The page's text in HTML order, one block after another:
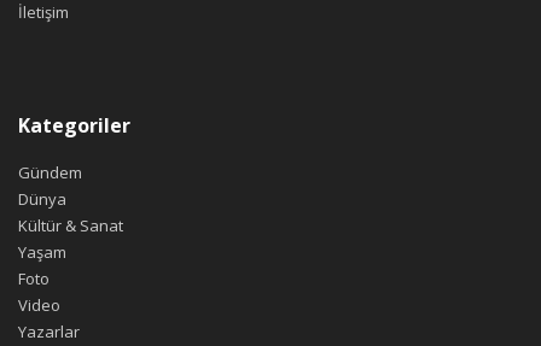
İletişim
Kategoriler
Gündem
Dünya
Kültür & Sanat
Yaşam
Foto
Video
Yazarlar